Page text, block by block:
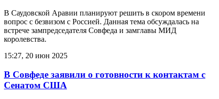
В Саудовской Аравии планируют решить в скором времени
вопрос с безвизом с Россией. Данная тема обсуждалась на
встрече зампредседателя Совфеда и замглавы МИД
королевства.
15:27, 20 июн 2025
В Совфеде заявили о готовности к контактам с
Сенатом США